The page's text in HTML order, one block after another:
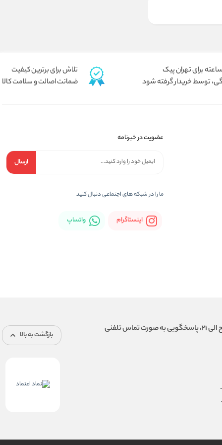
توسط خریدار گرفته شود
تلاش برای برترین کیفیت
ضمانت اصالت و سلامت کالا
عضویت در خبرنامه
ارسال
ما را در شبكه های اجتماعی دنبال کنید
اینستاگرام واتساپ
بازگشت به بالا